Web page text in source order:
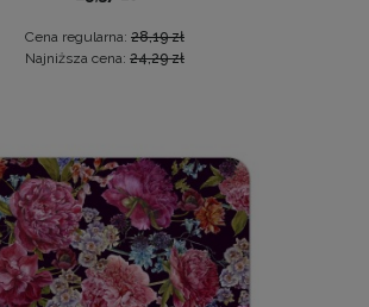
Cena regularna: 28,19 zł
Najniższa cena: 24,29 zł